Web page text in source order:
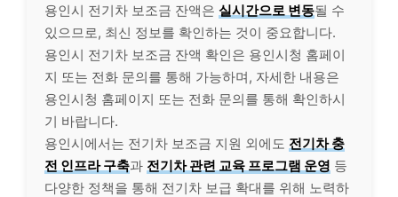
용인시 전기차 보조금 잔액은 실시간으로 변동될 수
있으므로, 최신 정보를 확인하는 것이 중요합니다.
용인시 전기차 보조금 잔액 확인은 용인시청 홈페이
지 또는 전화 문의를 통해 가능하며, 자세한 내용은
용인시청 홈페이지 또는 전화 문의를 통해 확인하시
기 바랍니다.
용인시에서는 전기차 보조금 지원 외에도 전기차 충
전 인프라 구축과 전기차 관련 교육 프로그램 운영 등
다양한 정책을 통해 전기차 보급 확대를 위해 노력하